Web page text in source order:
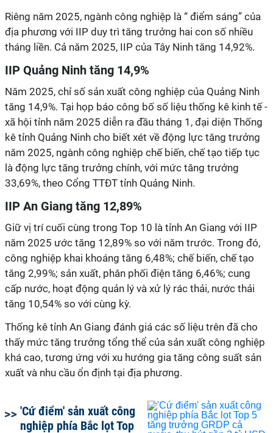
Riêng năm 2025, ngành công nghiệp là “ điểm sáng” của
địa phương với IIP duy trì tăng trưởng hai con số nhiều
tháng liền. Cả năm 2025, IIP của Tây Ninh tăng 14,92%.
IIP Quảng Ninh tăng 14,9%
Năm 2025, chỉ số sản xuất công nghiệp của Quảng Ninh
tăng 14,9%. Tại họp báo công bố số liệu thống kê kinh tế -
xã hội tỉnh năm 2025 diễn ra đầu tháng 1, đại diện Thống
kê tỉnh Quảng Ninh cho biết xét về động lực tăng trưởng
năm 2025, ngành công nghiệp chế biến, chế tạo tiếp tục
là động lực tăng trưởng chính, với mức tăng trưởng
33,69%, theo Cổng TTĐT tỉnh Quảng Ninh.
IIP An Giang tăng 12,89%
Giữ vị trí cuối cùng trong Top 10 là tỉnh An Giang với IIP
năm 2025 ước tăng 12,89% so với năm trước. Trong đó,
công nghiệp khai khoáng tăng 6,48%; chế biến, chế tạo
tăng 2,99%; sản xuất, phân phối điện tăng 6,46%; cung
cấp nước, hoạt động quản lý và xử lý rác thải, nước thải
tăng 10,54% so với cùng kỳ.
Thống kê tỉnh An Giang đánh giá các số liệu trên đã cho
thấy mức tăng trưởng tổng thể của sản xuất công nghiệp
khá cao, tương ứng với xu hướng gia tăng công suất sản
xuất và nhu cầu ổn định tại địa phương.
'Cứ điểm' sản xuất công
nghiệp phía Bắc lọt Top